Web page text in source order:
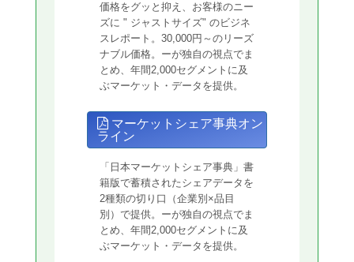
価格をグッと抑え、お客様のニー
ズに " ジャストサイズ" のビジネ
スレポート。30,000円～のリーズ
ナブル価格。ーが独自の視点でま
とめ、年間2,000セグメントに及
ぶマーケット・データを提供。
マーケットシェア事典オン
ライン
「日本マーケットシェア事典」書
籍版で蓄積されたシェアデータを
2種類の切り口（企業別×品目
別）で提供。ーが独自の視点でま
とめ、年間2,000セグメントに及
ぶマーケット・データを提供。